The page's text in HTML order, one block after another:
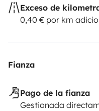
Exceso de
0,40 € por km
Fianza
Pago de la fianza
Gestionada